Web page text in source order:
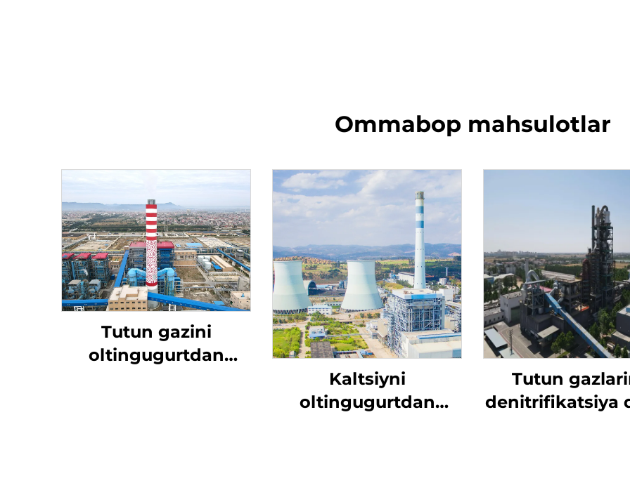
Ommabop mahsulotlar
Tutun gazini
oltingugurtdan
Kaltsiyni
oltingugurtdan
Tutun
denitrifikatsiya